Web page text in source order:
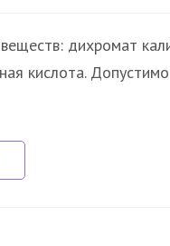
дихромат
кислота. Допустимо